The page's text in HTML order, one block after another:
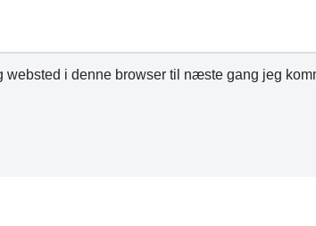
websted i denne browser til næste gang jeg